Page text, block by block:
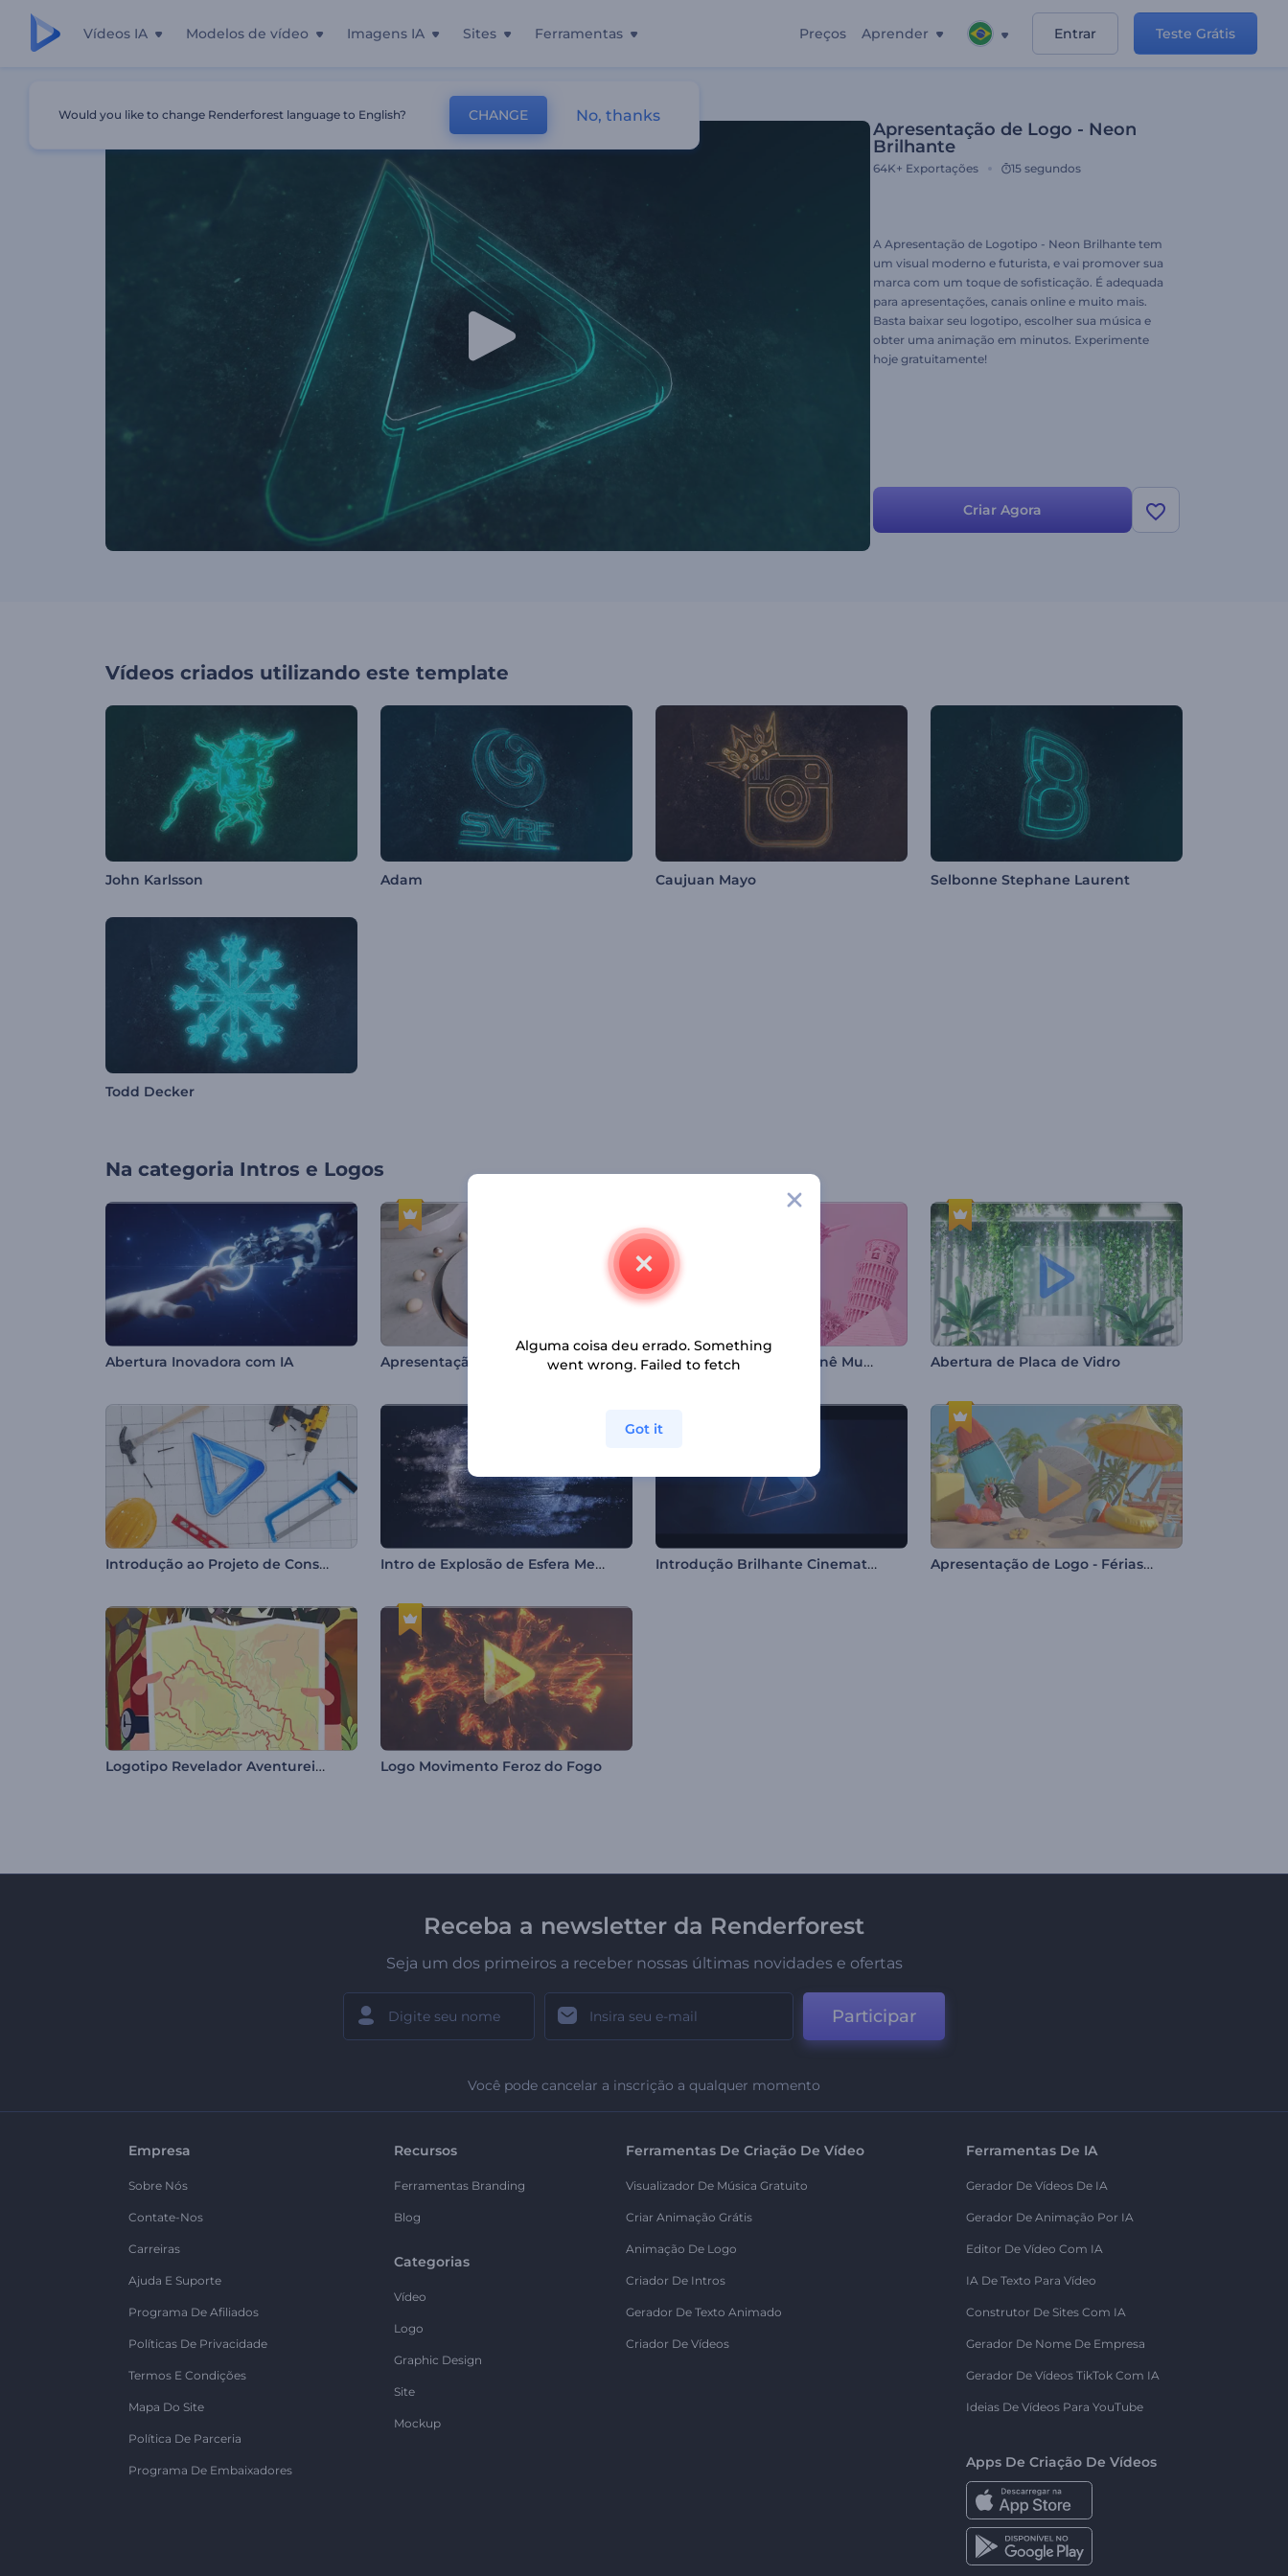
Vídeos IA Modelos de vídeo Imagens IA Sites Ferramentas Preços Aprender Entrar Teste Grátis
Apresentação de Logo - Neon
Brilhante
64K+ Exportações 15 segundos
A Apresentação de Logotipo - Neon Brilhante tem
um visual moderno e futurista, e vai promover sua
marca com um toque de sofisticação. É adequada
para apresentações, canais online e muito mais.
Basta baixar seu logotipo, escolher sua música e
obter uma animação em minutos. Experimente
hoje gratuitamente!
Criar Agora
Vídeos criados utilizando este template
John Karlsson Adam Caujuan Mayo Selbonne Stephane Laurent
Todd Decker
Na categoria Intros e Logos
Abertura Inovadora com IA Apresentação de Logo - Estética de Mármore Logotipo Revelador Turnê Mundial Abertura de Placa de Vidro
Introdução ao Projeto de Construção Intro de Explosão de Esfera Metálica Introdução Brilhante Cinematográfica Apresentação de Logo - Férias de Verão
Logotipo Revelador Aventureiro de Caminhadas Logo Movimento Feroz do Fogo
Receba a newsletter da Renderforest
Seja um dos primeiros a receber nossas últimas novidades e ofertas
Participar
Você pode cancelar a inscrição a qualquer momento
Empresa
Sobre Nós
Contate-Nos
Carreiras
Ajuda E Suporte
Programa De Afiliados
Políticas De Privacidade
Termos E Condições
Mapa Do Site
Política De Parceria
Programa De Embaixadores
Recursos
Ferramentas Branding
Blog
Categorias
Vídeo
Logo
Graphic Design
Site
Mockup
Ferramentas De Criação De Vídeo
Visualizador De Música Gratuito
Criar Animação Grátis
Animação De Logo
Criador De Intros
Gerador De Texto Animado
Criador De Vídeos
Ferramentas De IA
Gerador De Vídeos De IA
Gerador De Animação Por IA
Editor De Vídeo Com IA
IA De Texto Para Vídeo
Construtor De Sites Com IA
Gerador De Nome De Empresa
Gerador De Vídeos TikTok Com IA
Ideias De Vídeos Para YouTube
Apps De Criação De Vídeos
Would you like to change Renderforest language to English? CHANGE No, thanks
Alguma coisa deu errado. Something
went wrong. Failed to fetch
Got it